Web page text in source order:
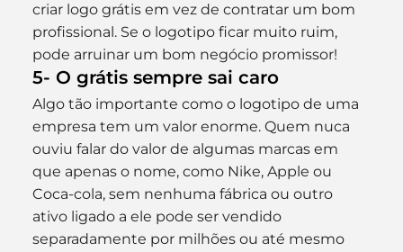
criar logo grátis em vez de contratar um bom
profissional. Se o logotipo ficar muito ruim,
pode arruinar um bom negócio promissor!
5- O grátis sempre sai caro
Algo tão importante como o logotipo de uma
empresa tem um valor enorme. Quem nuca
ouviu falar do valor de algumas marcas em
que apenas o nome, como Nike, Apple ou
Coca-cola, sem nenhuma fábrica ou outro
ativo ligado a ele pode ser vendido
separadamente por milhões ou até mesmo